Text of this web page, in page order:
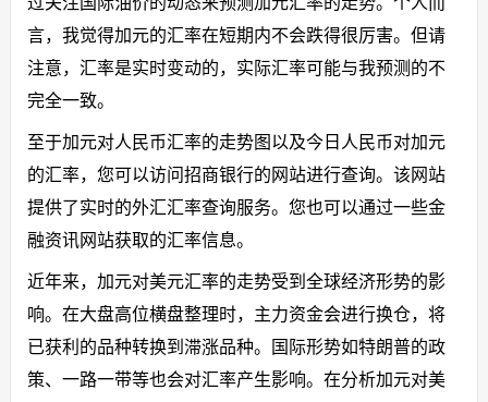
言，我觉得加元的汇率在短期内不会跌得很厉害。但请
注意，汇率是实时变动的，实际汇率可能与我预测的不
完全一致。
至于加元对人民币汇率的走势图以及今日人民币对加元
的汇率，您可以访问招商银行的网站进行查询。该网站
提供了实时的外汇汇率查询服务。您也可以通过一些金
融资讯网站获取的汇率信息。
近年来，加元对美元汇率的走势受到全球经济形势的影
响。在大盘高位横盘整理时，主力资金会进行换仓，将
已获利的品种转换到滞涨品种。国际形势如特朗普的政
策、一路一带等也会对汇率产生影响。在分析加元对美